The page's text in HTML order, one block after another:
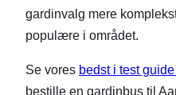
gardinvalg mere
populære i området.
Se vores bedst i test
bestille en gardinbus til